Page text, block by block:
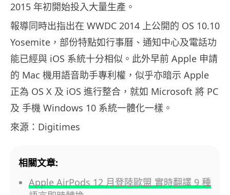
2015 年初開始投入大量生產。
報導同時出指出在 WWDC 2014 上公開的 OS 10.10
Yosemite，部份特點如行事曆、通知中心及電話功
能已經與 iOS 系統十分相似。此外早前 Apple 申請
的 Mac 機用語音助手專利權，似乎亦暗示 Apple
正為 OS X 及 iOS 進行整合，就如 Microsoft 將 PC
及 手機 Windows 10 系統一體化一樣。
來源：Digitimes
相關文章:
Apple AirPods 12 月登陸歐盟 實時翻譯 9 種